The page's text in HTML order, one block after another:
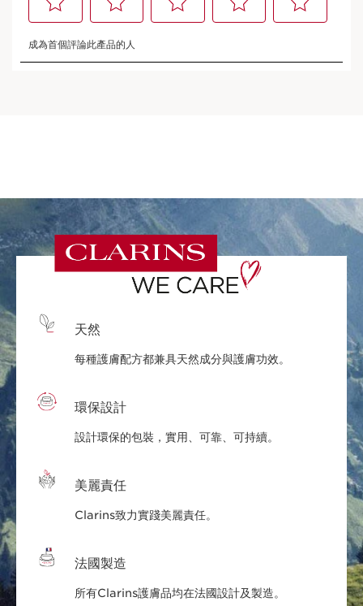
天然
每種護膚配方都兼具天然成分與護膚功效。
環保設計
設計環保的包裝，實用、可靠、可持續。
美麗責任
Clarins致力實踐美麗責任。
法國製造
所有Clarins護膚品均在法國設計及製造。